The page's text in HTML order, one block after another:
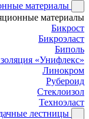
материалы
материалы
Бикрост
Бикроэласт
Биполь
«Унифлекс»
Линокром
Рубероид
Стеклоизол
Техноэласт
лестницы